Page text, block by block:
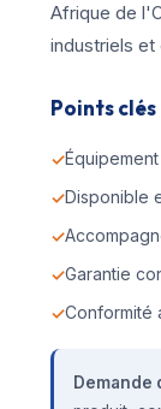
Afrique de
industriels
Points clés
Disponible
Garantie
Conformité
Demande